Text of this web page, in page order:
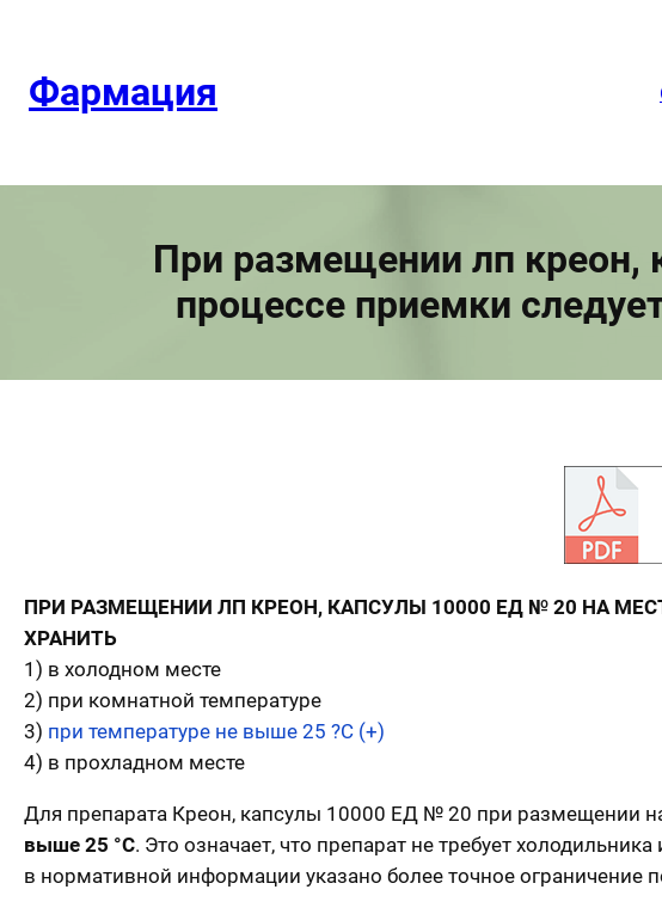
содержимому
Фармация
При размещении лп креон,
процессе приемки
ПРИ РАЗМЕЩЕНИИ ЛП КРЕОН, КАПСУЛЫ 10000 ЕД № 20 НА
ХРАНИТЬ
1) в холодном месте
2) при комнатной температуре
3) при температуре не выше 25 ?С (+)
4) в прохладном месте
Для препарата Креон, капсулы 10000 ЕД № 20 при размещении
выше 25 °C. Это означает, что препарат не требует
в нормативной информации указано более точное ограничение